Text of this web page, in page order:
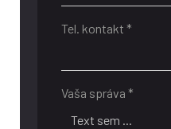
Tel. kontakt *
Vaša správa *